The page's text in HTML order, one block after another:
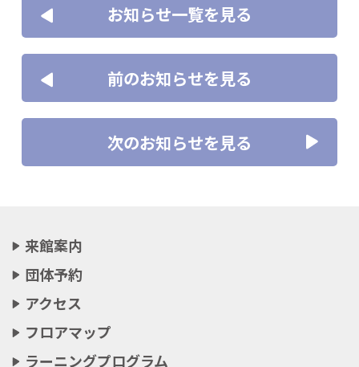
お知らせ一覧を見る
前のお知らせを見る
次のお知らせを見る
来館案内
団体予約
アクセス
フロアマップ
ラーニングプログラム